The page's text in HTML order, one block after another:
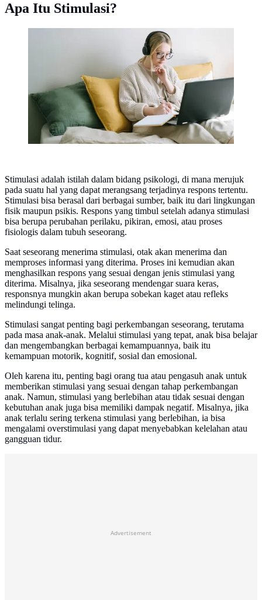
Apa Itu Stimulasi?
Cara menstimulasi kecerdasan otak (foto: Pexels/Ivan
Stimulasi adalah istilah dalam bidang psikologi, di mana merujuk
pada suatu hal yang dapat merangsang terjadinya respons tertentu.
Stimulasi bisa berasal dari berbagai sumber, baik itu dari lingkungan
fisik maupun psikis. Respons yang timbul setelah adanya stimulasi
bisa berupa perubahan perilaku, pikiran, emosi, atau proses
fisiologis dalam tubuh seseorang.
Saat seseorang menerima stimulasi, otak akan menerima dan
memproses informasi yang diterima. Proses ini kemudian akan
menghasilkan respons yang sesuai dengan jenis stimulasi yang
diterima. Misalnya, jika seseorang mendengar suara keras,
responsnya mungkin akan berupa sobekan kaget atau refleks
melindungi telinga.
Stimulasi sangat penting bagi perkembangan seseorang, terutama
pada masa anak-anak. Melalui stimulasi yang tepat, anak bisa belajar
dan mengembangkan berbagai kemampuannya, baik itu
kemampuan motorik, kognitif, sosial dan emosional.
Oleh karena itu, penting bagi orang tua atau pengasuh anak untuk
memberikan stimulasi yang sesuai dengan tahap perkembangan
anak. Namun, stimulasi yang berlebihan atau tidak sesuai dengan
kebutuhan anak juga bisa memiliki dampak negatif. Misalnya, jika
anak terlalu sering terkena stimulasi yang berlebihan, ia bisa
mengalami overstimulasi yang dapat menyebabkan kelelahan atau
gangguan tidur.
Advertisement